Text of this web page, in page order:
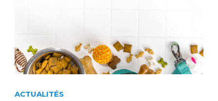
ACTUALITÉS